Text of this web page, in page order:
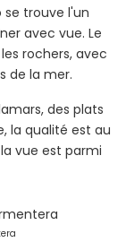
se trouve l'un
avec vue. Le
rochers, avec
de la mer.
des plats
la qualité est au
vue est parmi